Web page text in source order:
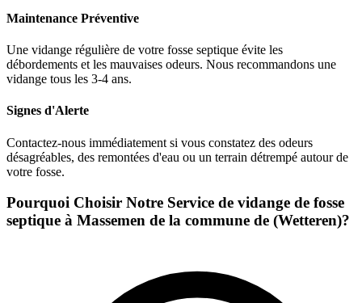
Maintenance Préventive
Une vidange régulière de votre fosse septique évite les
débordements et les mauvaises odeurs. Nous recommandons une
vidange tous les 3-4 ans.
Signes d'Alerte
Contactez-nous immédiatement si vous constatez des odeurs
désagréables, des remontées d'eau ou un terrain détrempé autour de
votre fosse.
Pourquoi Choisir Notre Service de vidange de fosse
septique à Massemen de la commune de (Wetteren)?